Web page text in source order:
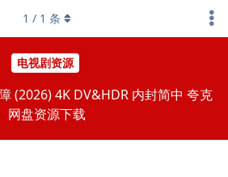
电视剧资源
(2026) 4K DV&HDR 内封简中 夸克
网盘资源下载
1 / 1 条